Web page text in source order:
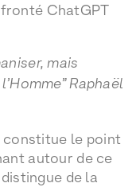
ChatGPT
mais
Raphaël
constitue le point
autour de ce
de la